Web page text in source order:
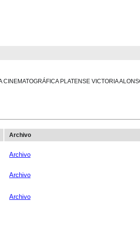
PLATENSE VICTORIA
Archivo
Archivo
Archivo
Archivo